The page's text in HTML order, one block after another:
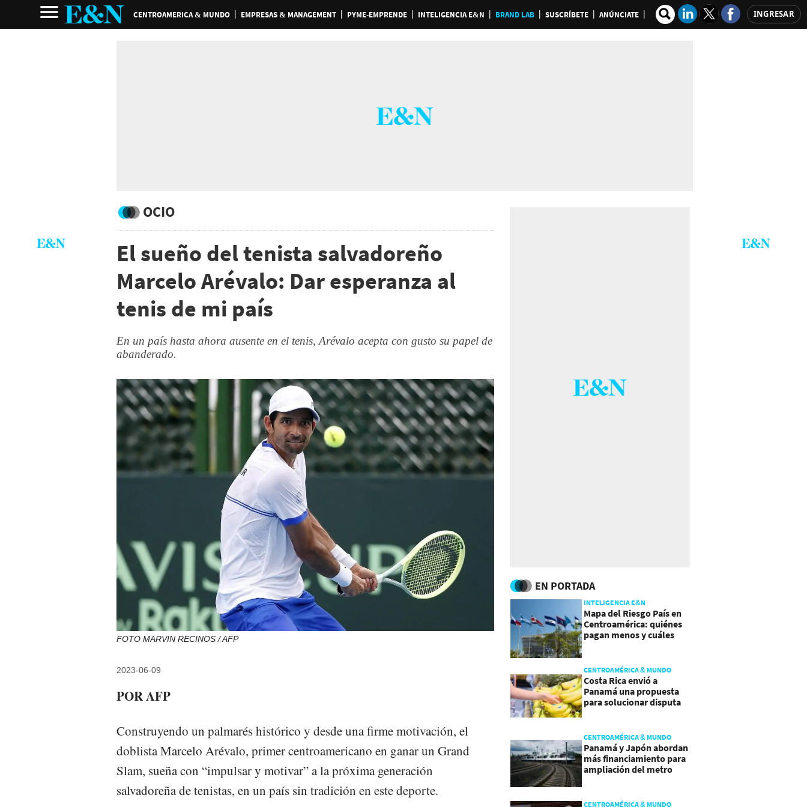
CENTROAMERICA & MUNDO EMPRESAS & MANAGEMENT PYME-EMPRENDE INTELIGENCIA E&N BRAND LAB SUSCRÍBETE ANÚNCIATE INGRESAR
OCIO
El sueño del tenista salvadoreño
Marcelo Arévalo: Dar esperanza al
tenis de mi país
En un país hasta ahora ausente en el tenis, Arévalo acepta con gusto su papel de
abanderado.
FOTO MARVIN RECINOS / AFP
2023-06-09
POR AFP
Construyendo un palmarés histórico y desde una firme motivación, el
doblista Marcelo Arévalo, primer centroamericano en ganar un Grand
Slam, sueña con “impulsar y motivar” a la próxima generación
salvadoreña de tenistas, en un país sin tradición en este deporte.
EN PORTADA
INTELIGENCIA E&N
Mapa del Riesgo País en
Centroamérica: quiénes
pagan menos y cuáles
CENTROAMÉRICA & MUNDO
Costa Rica envió a
Panamá una propuesta
para solucionar disputa
CENTROAMÉRICA & MUNDO
Panamá y Japón abordan
más financiamiento para
ampliación del metro
CENTROAMÉRICA & MUNDO